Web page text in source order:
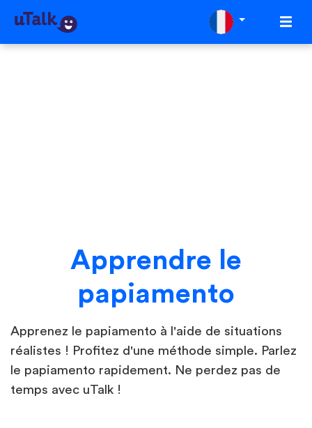
Apprendre le
papiamento
Apprenez le papiamento à l'aide de situations
réalistes ! Profitez d'une méthode simple. Parlez
le papiamento rapidement. Ne perdez pas de
temps avec uTalk !